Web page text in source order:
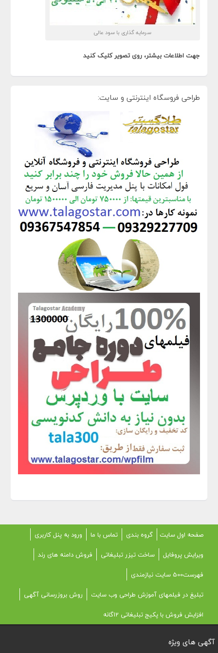
سرمایه گذاری با سود عالی
جهت اطلاعات بیشتر، روی تصویر کلیک کنید
طراحی فروسگاه اینترنتی و سایت:
صفحه اول سایت گروه بندی تماس با ما
ورود به پنل کاربری
ویرایش پروفایل
ساخت تیزر تبلیغاتی
فروش دامنه های رند
فهرست500 سایت نیازمندی
تبلیغ در فیلمهای آموزش طراحی وب سایت
روش بروزرسانی آگهی
افزایش فروش با پکیج تبلیغاتی 12گانه
آگهی های ویژه